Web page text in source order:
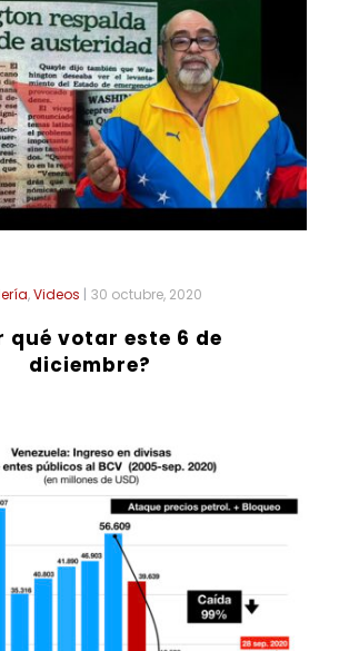
,Videos | 30 octubre, 2020
qué votar este 6 de
diciembre?